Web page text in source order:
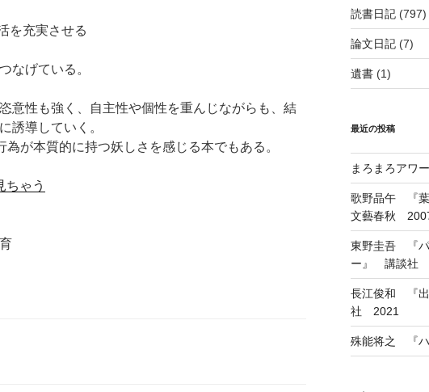
を充実させる
なげている。
意性も強く、自主性や個性を重んじながらも、結
誘導していく。
為が本質的に持つ妖しさを感じる本でもある。
ちゃう
読書日記(797)
論文日記(7)
遺書(1)
最近の投稿
まろまろアワ
歌野晶午 『
文藝春秋
東野圭吾 『パ
ー』 講談社
長江俊和 『
社 2021
殊能将之 『